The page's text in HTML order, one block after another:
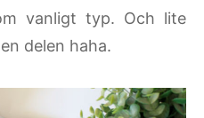
vanligt typ. Och lite
delen haha.